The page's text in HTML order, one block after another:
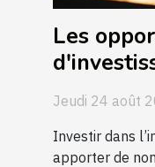
Les
à
Jeudi 24 août
Investir dans
apporter de